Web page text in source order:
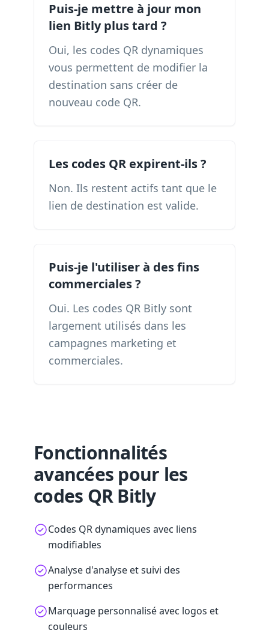
Puis-je mettre à jour mon
lien Bitly plus tard ?
Oui, les codes QR dynamiques
vous permettent de modifier la
destination sans créer de
nouveau code QR.
Les codes QR expirent-ils ?
Non. Ils restent actifs tant que le
lien de destination est valide.
Puis-je l'utiliser à des fins
commerciales ?
Oui. Les codes QR Bitly sont
largement utilisés dans les
campagnes marketing et
commerciales.
Fonctionnalités
avancées pour les
codes QR Bitly
Codes QR dynamiques avec liens
modifiables
Analyse d'analyse et suivi des
performances
Marquage personnalisé avec logos et
couleurs